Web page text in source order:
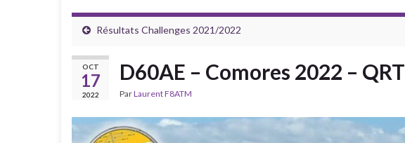
Résultats Challenges 2021/2022
OCT
17
2022
D60AE – Comores 2022 – QRT
ParLaurent F8ATM